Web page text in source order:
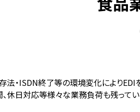
法・ISDN終了等の環境変化により
休日対応等様々な業務負荷も残って